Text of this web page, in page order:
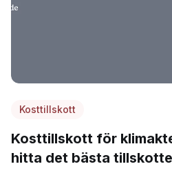
Kosttillskott
Kosttillskott för
hitta det bästa